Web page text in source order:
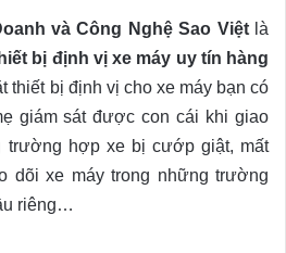
và Công Nghệ Sao Việtlà
bị định vị xe máy uy tín hàng
thiết bị định vị cho xe máy bạn có
giám sát được con cái khi giao
trường hợp xe bị cướp giật, mất
dõi xe máy trong những trường
riêng…